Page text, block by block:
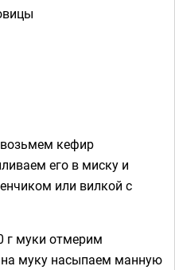
возьмем кефир
его в миску и
или вилкой с
г муки отмерим
на муку насыпаем манную